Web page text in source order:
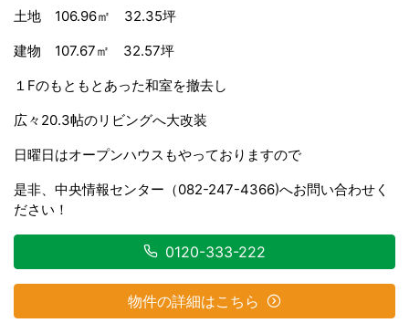
土地 106.96㎡ 32.35坪
建物 107.67㎡ 32.57坪
１Fのもともとあった和室を撤去し
広々20.3帖のリビングへ大改装
日曜日はオープンハウスもやっておりますので
是非、中央情報センター（082-247-4366)へお問い合わせく
ださい！
0120-333-222
物件の詳細はこちら